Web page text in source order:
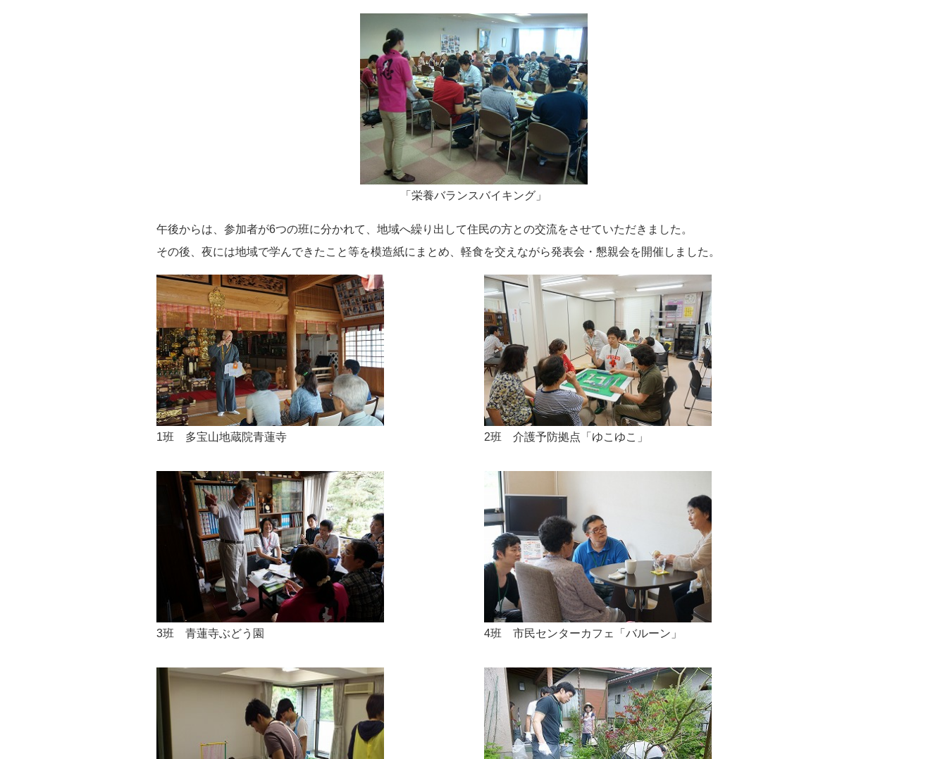
「栄養バランスバイキング」
午後からは、参加者が6つの班に分かれて、地域へ繰り出して住民の方との交流をさせていただきました。
その後、夜には地域で学んできたこと等を模造紙にまとめ、軽食を交えながら発表会・懇親会を開催しました。
1班 多宝山地蔵院青蓮寺 2班 介護予防拠点「ゆこゆこ」
3班 青蓮寺ぶどう園 4班 市民センターカフェ「バルーン」